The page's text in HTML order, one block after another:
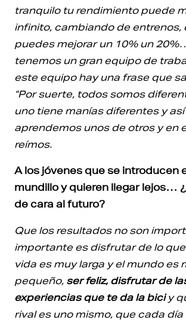
tranquilo tu rendimiento puede
infinito, cambiando de
puedes mejorar un 10% un
tenemos un gran equipo de
este equipo hay una frase que
“Por suerte, todos somos
uno tiene manías diferentes y así
aprendemos unos de otros y en
reímos.
A los jóvenes que se introducen
mundillo y quieren llegar lejos…
de cara al futuro?
Que los resultados no son
importante es disfrutar de lo
vida es muy larga y el mundo es
pequeño, ser feliz, disfrutar de
experiencias que te da la biciy
rival es uno mismo, que cada